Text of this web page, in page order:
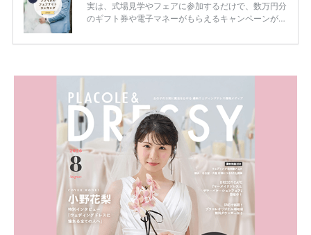
実は、式場見学やフェアに参加するだけで、数万円分
のギフト券や電子マネーがもらえるキャンペーンがあ
ため、比較せずに選ぶと損をしてしまうことも……。
内容：特典金額・条件・応募方法・注意点 「どこが
一番お得？」「プラコレの特典は？」といった疑問も
解決します。 まずは診断で候補を絞れる「ウェディ
ング診断」か、体験型 […]
続きを読む